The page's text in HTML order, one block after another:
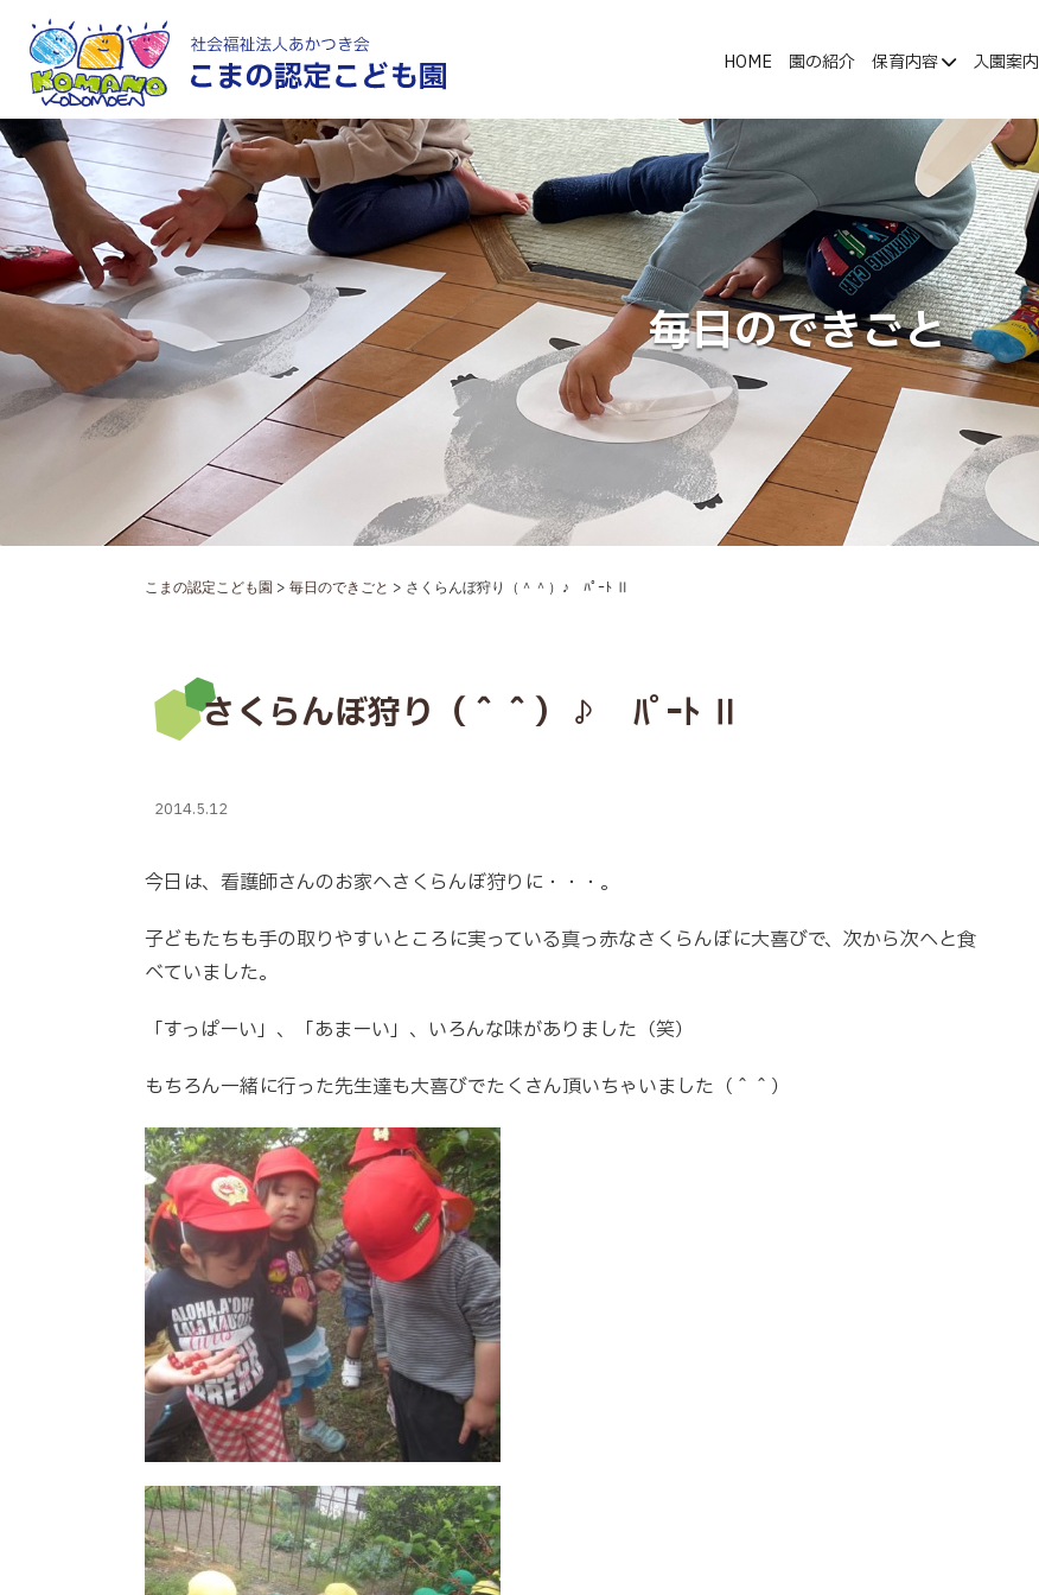
HOME 園の紹介 保育内容 入園案内
毎日のできごと
こまの認定こども園 > 毎日のできごと > さくらんぼ狩り（＾＾）♪ ﾊﾟｰﾄ Ⅱ
さくらんぼ狩り（＾＾）♪ ﾊﾟｰﾄ Ⅱ
2014.5.12
今日は、看護師さんのお家へさくらんぼ狩りに・・・。
子どもたちも手の取りやすいところに実っている真っ赤なさくらんぼに大喜びで、次から次へと食
べていました。
「すっぱーい」、「あまーい」、いろんな味がありました（笑）
もちろん一緒に行った先生達も大喜びでたくさん頂いちゃいました（＾＾）